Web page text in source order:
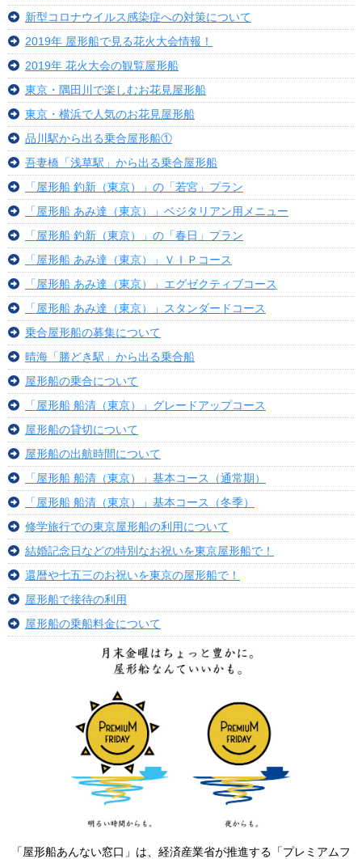
新型コロナウイルス感染症への対策について
2019年 屋形船で見る花火大会情報！
2019年 花火大会の観覧屋形船
東京・隅田川で楽しむお花見屋形船
東京・横浜で人気のお花見屋形船
品川駅から出る乗合屋形船①
吾妻橋「浅草駅」から出る乗合屋形船
「屋形船 釣新（東京）」の「若宮」プラン
「屋形船 あみ達（東京）」ベジタリアン用メニュー
「屋形船 釣新（東京）」の「春日」プラン
「屋形船 あみ達（東京）」ＶＩＰコース
「屋形船 あみ達（東京）」エグゼクティブコース
「屋形船 あみ達（東京）」スタンダードコース
乗合屋形船の募集について
晴海「勝どき駅」から出る乗合船
屋形船の乗合について
「屋形船 船清（東京）」グレードアップコース
屋形船の貸切について
屋形船の出航時間について
「屋形船 船清（東京）」基本コース（通常期）
「屋形船 船清（東京）」基本コース（冬季）
修学旅行での東京屋形船の利用について
結婚記念日などの特別なお祝いを東京屋形船で！
還暦や七五三のお祝いを東京の屋形船で！
屋形船で接待の利用
屋形船の乗船料金について
「屋形船あんない窓口」は、経済産業省が推進する「プレミアムフ